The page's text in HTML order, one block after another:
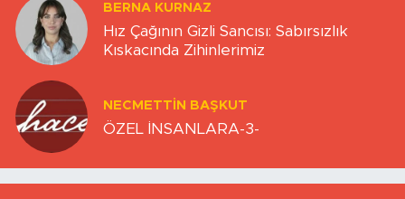
BERNA KURNAZ
Hız Çağının Gizli Sancısı: Sabırsızlık
Kıskacında Zihinlerimiz
NECMETTIN BAŞKUT
ÖZEL İNSANLARA-3-